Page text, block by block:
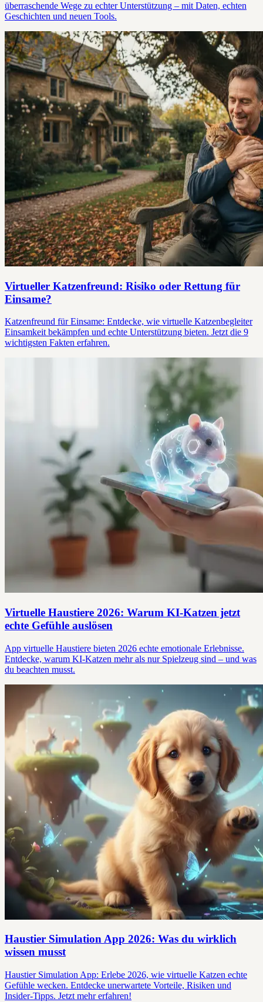
überraschende Wege zu echter Unterstützung – mit Daten, echten
Geschichten und neuen Tools.
Virtueller Katzenfreund: Risiko oder Rettung für
Einsame?
Katzenfreund für Einsame: Entdecke, wie virtuelle Katzenbegleiter
Einsamkeit bekämpfen und echte Unterstützung bieten. Jetzt die 9
wichtigsten Fakten erfahren.
Virtuelle Haustiere 2026: Warum KI-Katzen jetzt
echte Gefühle auslösen
App virtuelle Haustiere bieten 2026 echte emotionale Erlebnisse.
Entdecke, warum KI-Katzen mehr als nur Spielzeug sind – und was
du beachten musst.
Haustier Simulation App 2026: Was du wirklich
wissen musst
Haustier Simulation App: Erlebe 2026, wie virtuelle Katzen echte
Gefühle wecken. Entdecke unerwartete Vorteile, Risiken und
Insider-Tipps. Jetzt mehr erfahren!